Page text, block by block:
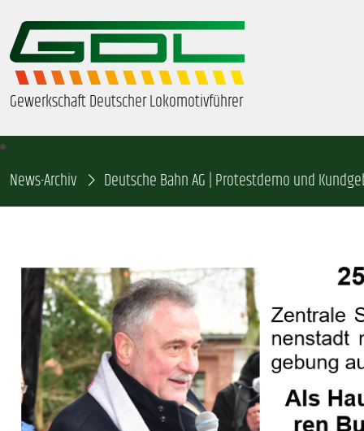
Gewerkschaft Deutscher Lokomotivführer
ÜBER UNS
GDL-JUGEND
BEAMTE
SENIOREN
TARIF
News-Archiv Deutsche Bahn AG | Protestdemo und